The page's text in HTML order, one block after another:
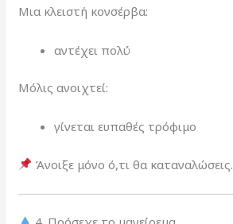
Μια κλειστή κονσέρβα:
αντέχει πολύ
Μόλις ανοιχτεί:
γίνεται ευπαθές τρόφιμο
Άνοιξε μόνο ό,τι θα καταναλώσεις.